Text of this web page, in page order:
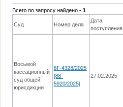
Всего по запросу найдено -1
Суд Номер дела
Дата
поступления
Восьмой
кассационный
суд общей
юрисдикции
8Г-4328/2025
[88-
5920/2025]
27.02.2025